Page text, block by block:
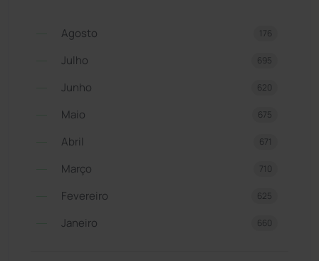
Agosto 176
Julho 695
Junho 620
Maio 675
Abril 671
Março 710
Fevereiro 625
Janeiro 660